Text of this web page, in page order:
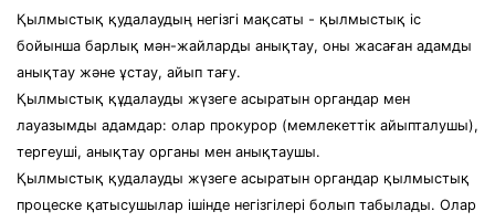
Қылмыстық қудалаудың негізгі мақсаты - қылмыстық іс
бойынша барлық мән-жайларды анықтау, оны жасаған адамды
анықтау және ұстау, айып тағу.
Қылмыстық құдалауды жүзеге асыратын органдар мен
лауазымды адамдар: олар прокурор (мемлекеттік айыпталушы),
тергеуші, анықтау органы мен анықтаушы.
Қылмыстық қудалауды жүзеге асыратын органдар қылмыстық
процеске қатысушылар ішінде негізгілері болып табылады. Олар